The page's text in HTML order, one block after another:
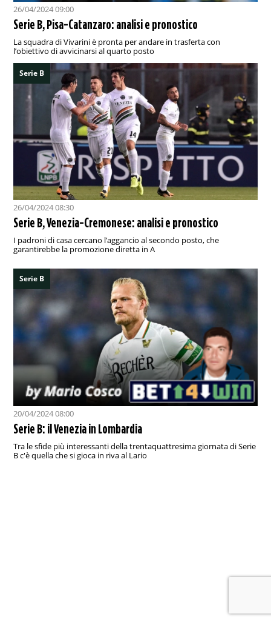
26/04/2024 09:00
Serie B, Pisa-Catanzaro: analisi e pronostico
La squadra di Vivarini è pronta per andare in trasferta con
l’obiettivo di avvicinarsi al quarto posto
Serie B
26/04/2024 08:30
Serie B, Venezia-Cremonese: analisi e pronostico
I padroni di casa cercano l’aggancio al secondo posto, che
garantirebbe la promozione diretta in A
Serie B
20/04/2024 08:00
Serie B: il Venezia in Lombardia
Tra le sfide più interessanti della trentaquattresima giornata di Serie
B c'è quella che si gioca in riva al Lario